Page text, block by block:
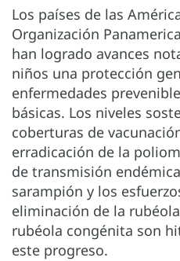
Los países de las
Organización
han logrado avances
niños una protección
enfermedades
básicas. Los niveles
coberturas de
erradicación de la
de transmisión
sarampión y los
eliminación de la
rubéola congénita son
este progreso.